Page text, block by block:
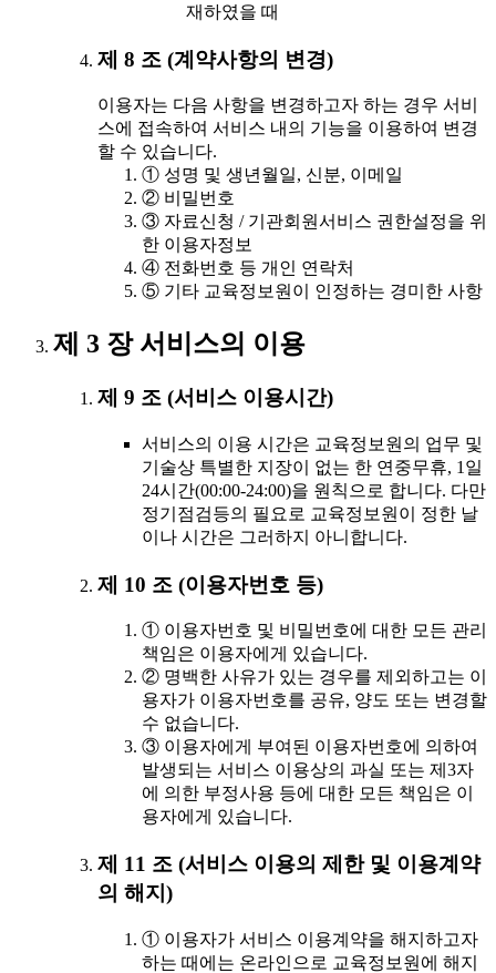
재하였을 때
제 8 조 (계약사항의 변경)
이용자는 다음 사항을 변경하고자 하는 경우 서비
스에 접속하여 서비스 내의 기능을 이용하여 변경
할 수 있습니다.
① 성명 및 생년월일, 신분, 이메일
② 비밀번호
③ 자료신청 / 기관회원서비스 권한설정을 위
한 이용자정보
④ 전화번호 등 개인 연락처
⑤ 기타 교육정보원이 인정하는 경미한 사항
제 3 장 서비스의 이용
제 9 조 (서비스 이용시간)
서비스의 이용 시간은 교육정보원의 업무 및
기술상 특별한 지장이 없는 한 연중무휴, 1일
24시간(00:00-24:00)을 원칙으로 합니다. 다만
정기점검등의 필요로 교육정보원이 정한 날
이나 시간은 그러하지 아니합니다.
제 10 조 (이용자번호 등)
① 이용자번호 및 비밀번호에 대한 모든 관리
책임은 이용자에게 있습니다.
② 명백한 사유가 있는 경우를 제외하고는 이
용자가 이용자번호를 공유, 양도 또는 변경할
수 없습니다.
③ 이용자에게 부여된 이용자번호에 의하여
발생되는 서비스 이용상의 과실 또는 제3자
에 의한 부정사용 등에 대한 모든 책임은 이
용자에게 있습니다.
제 11 조 (서비스 이용의 제한 및 이용계약
의 해지)
① 이용자가 서비스 이용계약을 해지하고자
하는 때에는 온라인으로 교육정보원에 해지